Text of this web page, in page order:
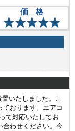
価 格
いたしました。こ
おります。エアコ
て対応いたしてお
合わせください。今